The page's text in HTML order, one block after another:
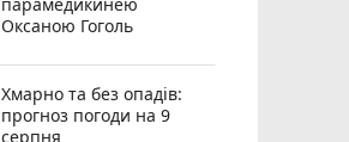
Оксаною Гоголь
Хмарно та без опадів:
прогноз погоди на 9
серпня